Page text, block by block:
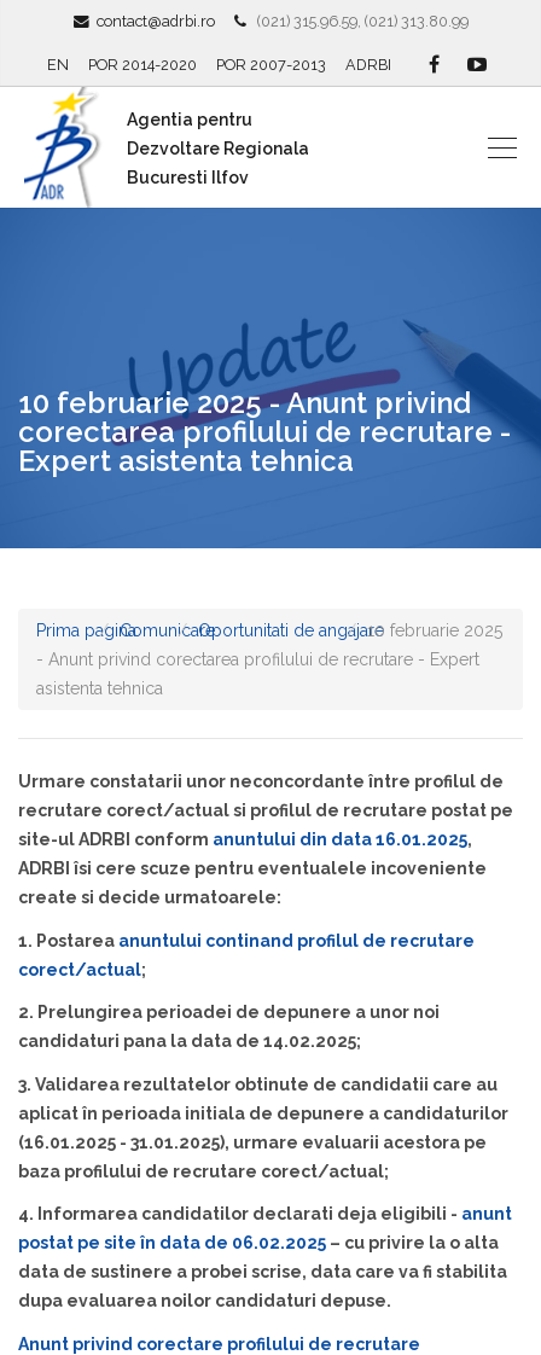
contact@adrbi.ro (021) 315.96.59, (021) 313.80.99
EN POR 2014-2020 POR 2007-2013 ADRBI
Agentia pentru
Dezvoltare Regionala
Bucuresti Ilfov
10 februarie 2025 - Anunt privind
corectarea profilului de recrutare -
Expert asistenta tehnica
Prima paginaComunicareOportunitati de angajare10 februarie 2025
- Anunt privind corectarea profilului de recrutare - Expert
asistenta tehnica
Urmare constatarii unor neconcordante între profilul de
recrutare corect/actual si profilul de recrutare postat pe
site-ul ADRBI conform anuntului din data 16.01.2025,
ADRBI îsi cere scuze pentru eventualele incoveniente
create si decide urmatoarele:
1. Postarea anuntului continand profilul de recrutare
corect/actual;
2. Prelungirea perioadei de depunere a unor noi
candidaturi pana la data de 14.02.2025;
3. Validarea rezultatelor obtinute de candidatii care au
aplicat în perioada initiala de depunere a candidaturilor
(16.01.2025 - 31.01.2025), urmare evaluarii acestora pe
baza profilului de recrutare corect/actual;
4. Informarea candidatilor declarati deja eligibili - anunt
postat pe site în data de 06.02.2025 – cu privire la o alta
data de sustinere a probei scrise, data care va fi stabilita
dupa evaluarea noilor candidaturi depuse.
Anunt privind corectare profilului de recrutare